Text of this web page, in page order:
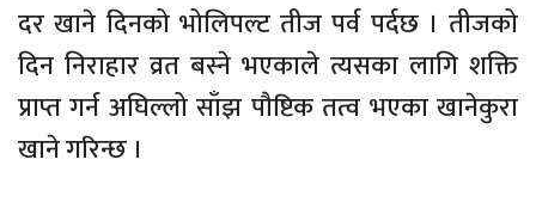
दर खाने दिनको भोलिपल्ट तीज पर्व पर्दछ । तीजको
दिन निराहार व्रत बस्ने भएकाले त्यसका लागि शक्ति
प्राप्त गर्न अघिल्लो साँझ पौष्टिक तत्व भएका खानेकुरा
खाने गरिन्छ ।